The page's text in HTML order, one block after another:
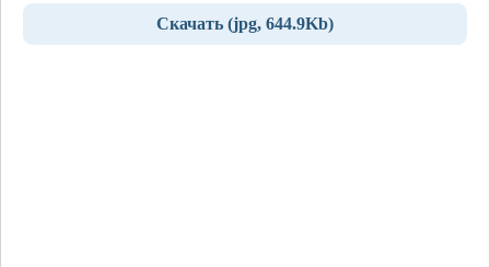
Скачать (jpg, 644.9Kb)